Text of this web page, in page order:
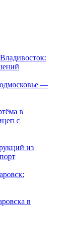
—
в
с
из
в